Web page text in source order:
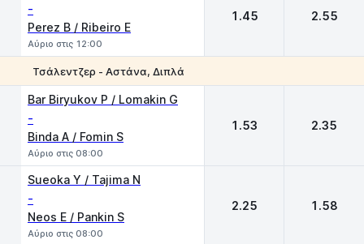
-
Perez B / Ribeiro E
Αύριο στις 12:00
1.45 2.55
Τσάλεντζερ - Αστάνα, Διπλά
Bar Biryukov P / Lomakin G
-
Binda A / Fomin S
Αύριο στις 08:00
1.53 2.35
Sueoka Y / Tajima N
-
Neos E / Pankin S
Αύριο στις 08:00
2.25 1.58